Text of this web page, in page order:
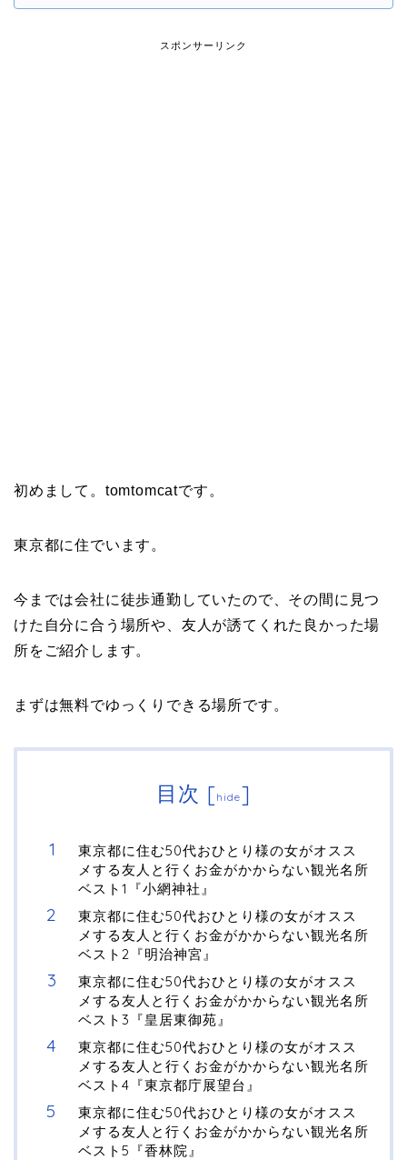
スポンサーリンク
初めまして。tomtomcatです。
東京都に住でいます。
今までは会社に徒歩通勤していたので、その間に見つ
けた自分に合う場所や、友人が誘てくれた良かった場
所をご紹介します。
まずは無料でゆっくりできる場所です。
目次 [hide]
東京都に住む50代おひとり様の女がオスス
メする友人と行くお金がかからない観光名所
ベスト1『小網神社』
東京都に住む50代おひとり様の女がオスス
メする友人と行くお金がかからない観光名所
ベスト2『明治神宮』
東京都に住む50代おひとり様の女がオスス
メする友人と行くお金がかからない観光名所
ベスト3『皇居東御苑』
東京都に住む50代おひとり様の女がオスス
メする友人と行くお金がかからない観光名所
ベスト4『東京都庁展望台』
東京都に住む50代おひとり様の女がオスス
メする友人と行くお金がかからない観光名所
ベスト5『香林院』